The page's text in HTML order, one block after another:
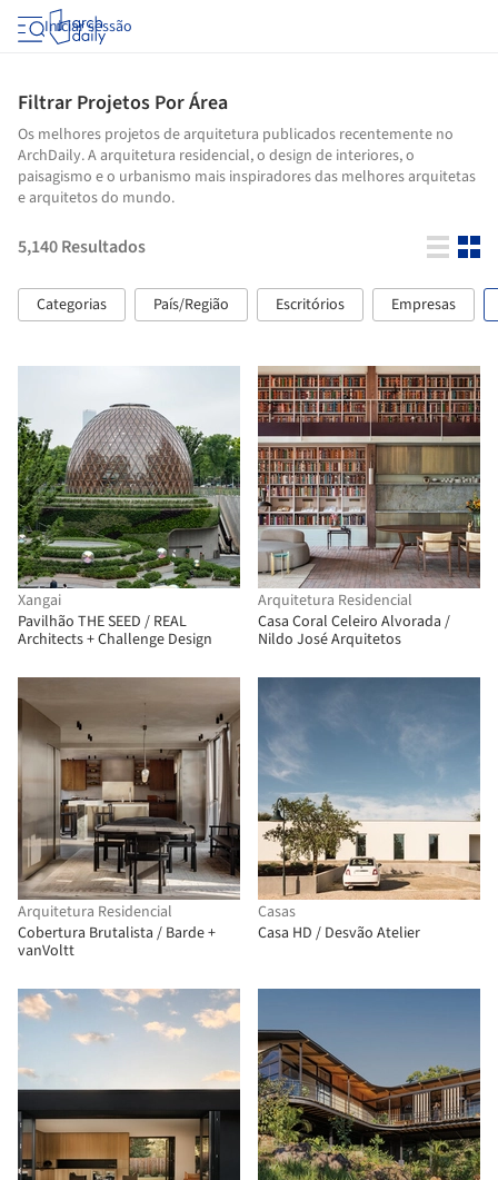
Iniciar sessão
Filtrar Projetos Por Área
Os melhores projetos de arquitetura publicados recentemente no
ArchDaily. A arquitetura residencial, o design de interiores, o
paisagismo e o urbanismo mais inspiradores das melhores arquitetas
e arquitetos do mundo.
5,140Resultados
Categorias País/Região Escritórios Empresas
Xangai
Pavilhão THE SEED / REAL
Architects + Challenge Design
Arquitetura Residencial
Casa Coral Celeiro Alvorada /
Nildo José Arquitetos
Arquitetura Residencial
Cobertura Brutalista / Barde +
vanVoltt
Casas
Casa HD / Desvão Atelier